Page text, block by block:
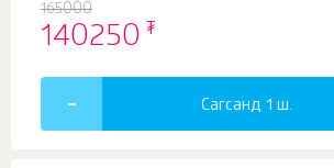
165000
140250 ₮
Сагсанд 1 ш.